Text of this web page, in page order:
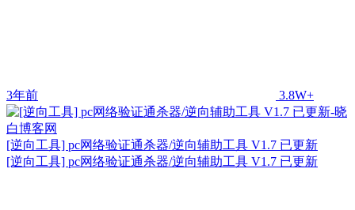
3年前 3.8W+
[逆向工具] pc网络验证通杀器/逆向辅助工具 V1.7 已更新
[逆向工具] pc网络验证通杀器/逆向辅助工具 V1.7 已更新